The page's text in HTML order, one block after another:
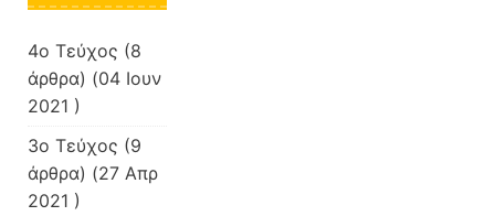
4o Τεύχος (8
άρθρα) (04 Ιουν
2021 )
3ο Τεύχος (9
άρθρα) (27 Απρ
2021 )